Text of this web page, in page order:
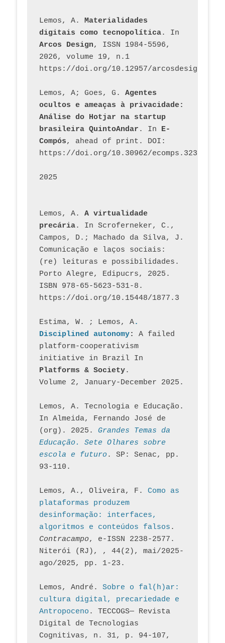
Lemos, A. Materialidades
digitais como tecnopolítica
Arcos Design, ISSN 1984-5596,
2026, volume 19, n.1
https://doi.org/10.12957/
Lemos, A; Goes, G. Agentes
ocultos e ameaças à privacidade:
Análise do Hotjar na startup
brasileira QuintoAndar . In E-
Compós, ahead of print. DOI:
https://doi.org/10.30962/ecomps.3231
2025
Lemos, A. A virtualidade
precária. In Scroferneker, C.,
Campos, D.; Machado da Silva, J.
Comunicação e laços sociais:
(re) leituras e possibilidades.
Porto Alegre, Edipucrs, 2025.
ISBN 978-65-5623-531-8.
https://doi.org/10.15448/1877.3
Estima, W. ; Lemos, A.
Disciplined autonomy: A failed
platform-cooperativism
initiative in Brazil In
Platforms & Society.
Volume 2, January-December 2025.
Lemos, A. Tecnologia e Educação.
In Almeida, Fernando José de
(org). 2025. Grandes Temas da
Educação. Sete Olhares sobre
escola e futuro. SP: Senac, pp.
93-110.
Lemos, A., Oliveira, F. Como as
plataformas produzem
desinformação: interfaces,
algoritmos e conteúdos falsos
Contracampo, e-ISSN 2238-2577.
Niterói (RJ), , 44(2), mai/2025-
ago/2025, pp. 1-23.
Lemos, André. Sobre o fal(h)ar:
cultura digital, precariedade e
Antropoceno . TECCOGS— Revista
Digital de Tecnologias
Cognitivas, n. 31, p. 94-107,